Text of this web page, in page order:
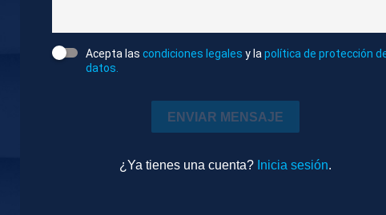
Acepta las condiciones legales y la política de protección
datos.
ENVIAR MENSAJE
¿Ya tienes una cuenta? Inicia sesión.
FÚTBOL MASCULINA